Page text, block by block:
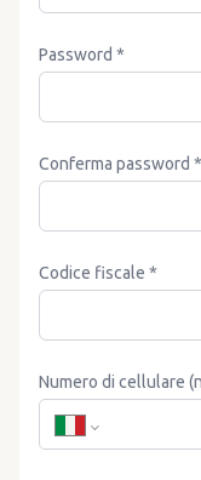
Password *
Conferma password *
Codice fiscale *
Numero di cellulare